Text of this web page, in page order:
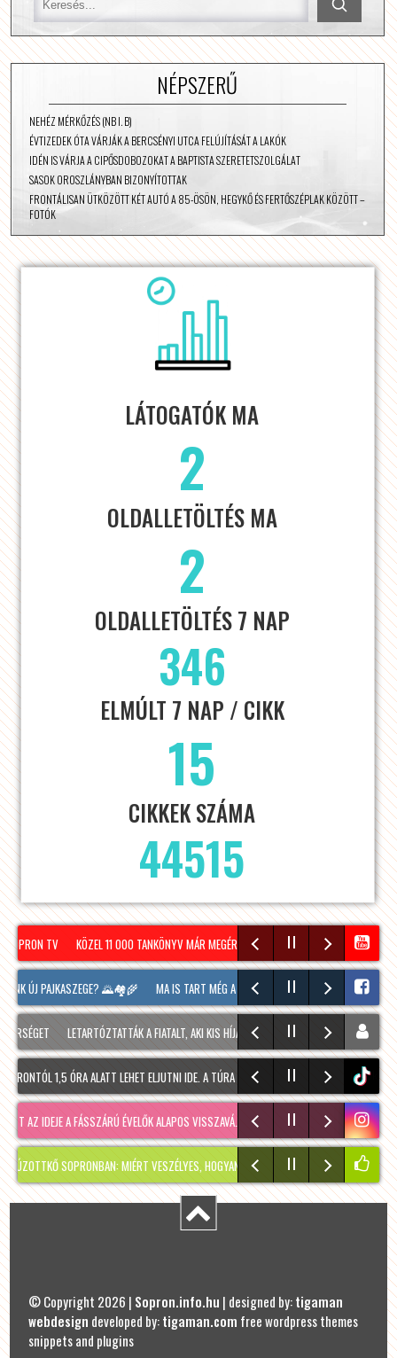
NÉPSZERŰ
NEHÉZ MÉRKŐZÉS (NB I. B)
ÉVTIZEDEK ÓTA VÁRJÁK A BERCSÉNYI UTCA FELÚJÍTÁSÁT A LAKÓK
IDÉN IS VÁRJA A CIPŐSDOBOZOKAT A BAPTISTA SZERETETSZOLGÁLAT
SASOK OROSZLÁNYBAN BIZONYÍTOTTAK
FRONTÁLISAN ÜTKÖZÖTT KÉT AUTÓ A 85-ÖSÖN, HEGYKŐ ÉS FERTŐSZÉPLAK KÖZÖTT –
FOTÓK
LÁTOGATÓK MA
2
OLDALLETÖLTÉS MA
2
OLDALLETÖLTÉS 7 NAP
346
ELMÚLT 7 NAP / CIKK
15
CIKKEK SZÁMA
44515
TV KÖZEL 11 000 TANKÖNYV MÁR MEGÉRKEZETT SOPRONBA A KÖVETKEZŐ
ÚJ PAJKASZEGE? 🌄🏘️🌾 MA IS TART MÉG A SOPRONI BORÜNNEP, 20 ÓRAKOR A
LETARTÓZTATTÁK A FIATALT, AKI KIS HÍJÁN MEGÖLT EGY 28 ÉVES FÉRFIT
1,5 ÓRA ALATT LEHET ELJUTNI IDE. A TÚRA A PREINER GSCHEID PARKOLÓBÓLtiktok
IDEJE A FÁSSZÁRÚ ÉVELŐK ALAPOS VISSZAVÁ… RÉGMÚLT KIRAKATA, AMÉLIE MÓDRA
SOPRONBAN: MIÉRT VESZÉLYES, HOGYAN KERÜLHETETT IDE, ÉS MIKOR SZABADUL
© Copyright 2026 | Sopron.info.hu | designed by:tigaman
webdesign developed by:tigaman.com free wordpress themes
snippets and plugins